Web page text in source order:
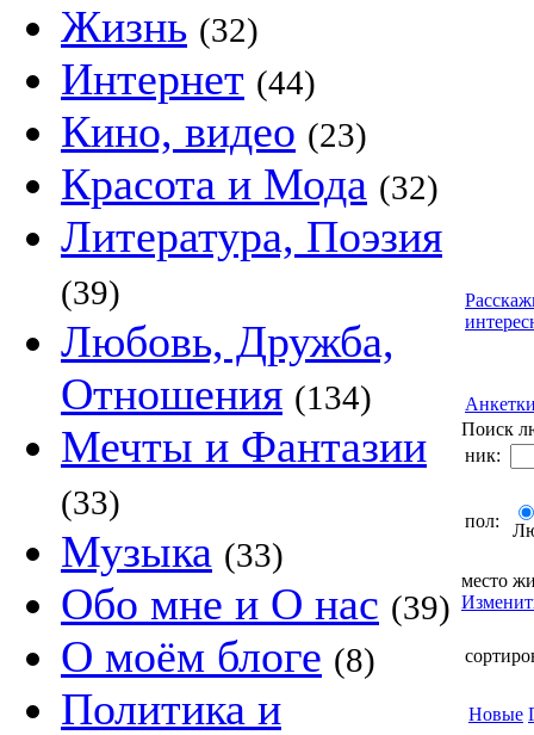
Жизнь (32)
Интернет (44)
Кино, видео (23)
Красота и Мода (32)
Литература, Поэзия
(39)
Любовь, Дружба,
Отношения (134)
Мечты и Фантазии
(33)
Музыка (33)
Обо мне и О нас (39)
О моём блоге (8)
Политика и
Поиск
ник:
пол:
место
Новые